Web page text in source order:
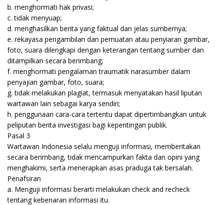
b. menghormati hak privasi;
c. tidak menyuap;
d. menghasilkan berita yang faktual dan jelas sumbernya;
e. rekayasa pengambilan dan pemuatan atau penyiaran gambar,
foto, suara dilengkapi dengan keterangan tentang sumber dan
ditampilkan secara berimbang;
f. menghormati pengalaman traumatik narasumber dalam
penyajian gambar, foto, suara;
g. tidak melakukan plagiat, termasuk menyatakan hasil liputan
wartawan lain sebagai karya sendiri;
h. penggunaan cara-cara tertentu dapat dipertimbangkan untuk
peliputan berita investigasi bagi kepentingan publik.
Pasal 3
Wartawan Indonesia selalu menguji informasi, memberitakan
secara berimbang, tidak mencampurkan fakta dan opini yang
menghakimi, serta menerapkan asas praduga tak bersalah.
Penafsiran
a. Menguji informasi berarti melakukan check and recheck
tentang kebenaran informasi itu.